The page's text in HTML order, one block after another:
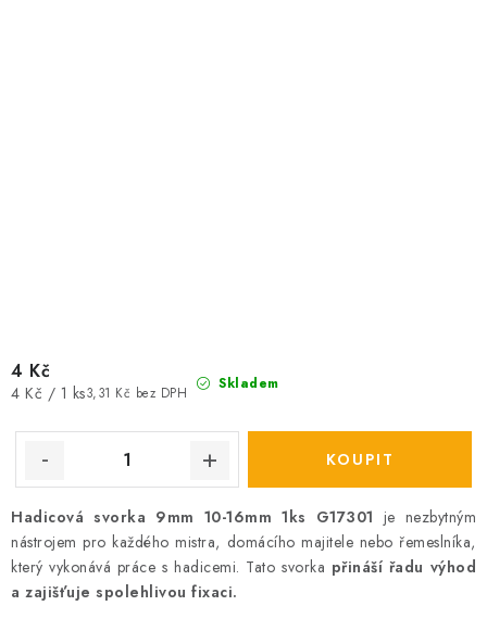
Skladem
3,31 Kč bez DPH
4 Kč
Měrná
4 Kč / 1 ks
Hadicová svorka 9mm 10-16mm 1ks G17301 je nezbytným
nástrojem pro každého mistra, domácího majitele nebo řemeslníka,
který vykonává práce s hadicemi. Tato svorka přináší řadu výhod
a zajišťuje spolehlivou fixaci.